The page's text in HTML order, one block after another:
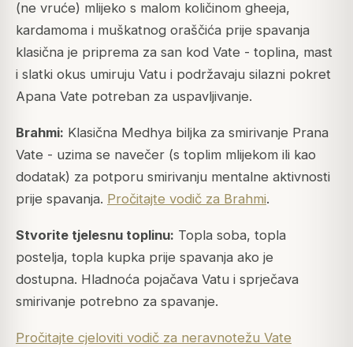
(ne vruće) mlijeko s malom količinom gheeja,
kardamoma i muškatnog oraščića prije spavanja
klasična je priprema za san kod Vate - toplina, mast
i slatki okus umiruju Vatu i podržavaju silazni pokret
Apana Vate potreban za uspavljivanje.
Brahmi: Klasična Medhya biljka za smirivanje Prana
Vate - uzima se navečer (s toplim mlijekom ili kao
dodatak) za potporu smirivanju mentalne aktivnosti
prije spavanja. Pročitajte vodič za Brahmi.
Stvorite tjelesnu toplinu: Topla soba, topla
postelja, topla kupka prije spavanja ako je
dostupna. Hladnoća pojačava Vatu i sprječava
smirivanje potrebno za spavanje.
Pročitajte cjeloviti vodič za neravnotežu Vate